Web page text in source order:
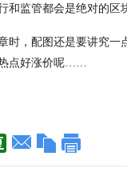
和监管都会是绝对的区
时，配图还是要讲究
热点好涨价呢……